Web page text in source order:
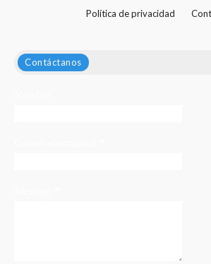
Política de privacidad
Contáctanos